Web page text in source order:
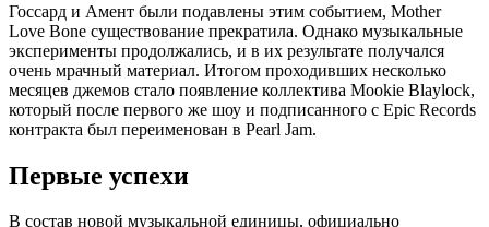
Госсард и Амент были подавлены этим событием, Mother
Love Bone существование прекратила. Однако музыкальные
эксперименты продолжались, и в их результате получался
очень мрачный материал. Итогом проходивших несколько
месяцев джемов стало появление коллектива Mookie Blaylock,
который после первого же шоу и подписанного с Epic Records
контракта был переименован в Pearl Jam.
Первые успехи
В состав новой музыкальной единицы, официально